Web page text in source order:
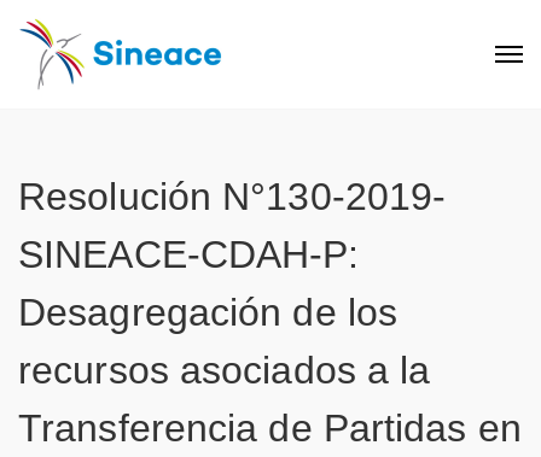
Resolución N°130-2019-
SINEACE-CDAH-P:
Desagregación de los
recursos asociados a la
Transferencia de Partidas en